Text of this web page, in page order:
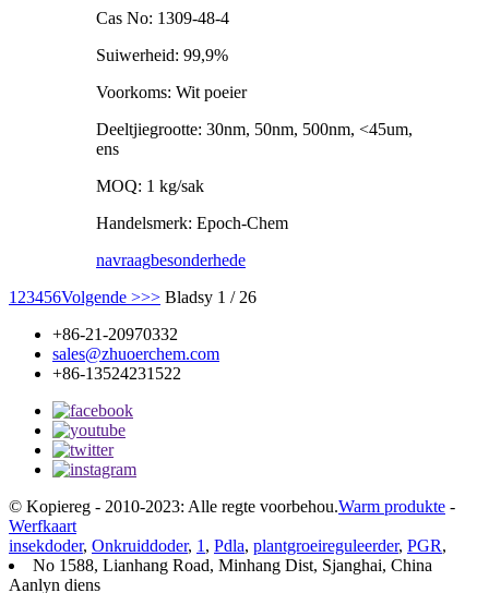
Cas No: 1309-48-4
Suiwerheid: 99,9%
Voorkoms: Wit poeier
Deeltjiegrootte: 30nm, 50nm, 500nm, <45um,
ens
MOQ: 1 kg/sak
Handelsmerk: Epoch-Chem
navraagbesonderhede
1 23456Volgende >>> Bladsy 1 / 26
+86-21-20970332
sales@zhuoerchem.com
+86-13524231522
© Kopiereg - 2010-2023: Alle regte voorbehou.Warm produkte -
Werfkaart
insekdoder, Onkruiddoder, 1 , Pdla, plantgroeireguleerder, PGR,
No 1588, Lianhang Road, Minhang Dist, Sjanghai, China
Aanlyn diens